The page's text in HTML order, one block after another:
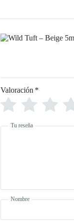
Valoración *
Tu reseña
Nombre